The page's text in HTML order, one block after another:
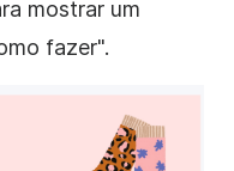
mostrar um
fazer".